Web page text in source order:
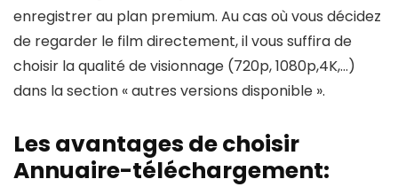
enregistrer au plan premium. Au cas où vous décidez
de regarder le film directement, il vous suffira de
choisir la qualité de visionnage (720p, 1080p,4K,…)
dans la section « autres versions disponible ».
Les avantages de choisir
Annuaire-téléchargement: